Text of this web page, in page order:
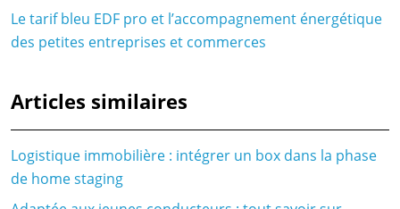
Le tarif bleu EDF pro et l’accompagnement énergétique
des petites entreprises et commerces
Articles similaires
Logistique immobilière : intégrer un box dans la phase
de home staging